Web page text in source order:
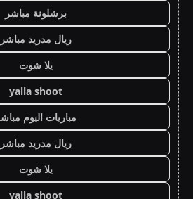
برشلونة مباشر
ريال مدريد مباشر
يلا شوت
yalla shoot
مباريات اليوم
ريال مدريد مباشر
يلا شوت
yalla shoot